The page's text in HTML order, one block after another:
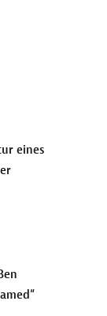
eines